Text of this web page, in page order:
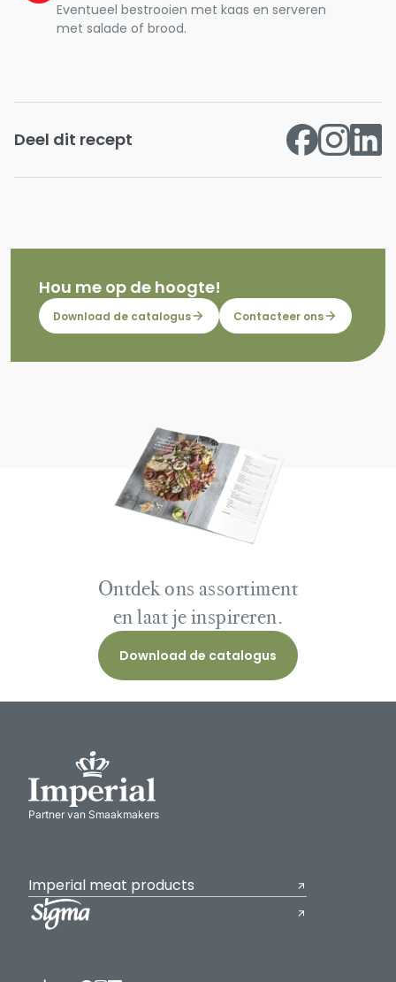
Eventueel bestrooien met kaas en serveren
met salade of brood.
Deel dit recept
Hou me op de hoogte!
Download de catalogus Contacteer ons
Ontdek ons assortiment
en laat je inspireren.
Download de catalogus
Partner van Smaakmakers
Imperial meat products